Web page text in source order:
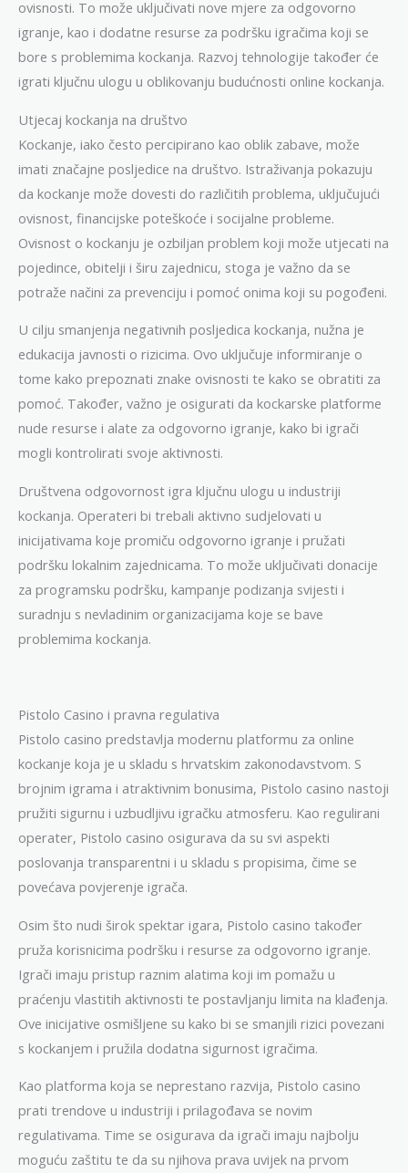
ovisnosti. To može uključivati nove mjere za odgovorno
igranje, kao i dodatne resurse za podršku igračima koji se
bore s problemima kockanja. Razvoj tehnologije također će
igrati ključnu ulogu u oblikovanju budućnosti online kockanja.
Utjecaj kockanja na društvo
Kockanje, iako često percipirano kao oblik zabave, može
imati značajne posljedice na društvo. Istraživanja pokazuju
da kockanje može dovesti do različitih problema, uključujući
ovisnost, financijske poteškoće i socijalne probleme.
Ovisnost o kockanju je ozbiljan problem koji može utjecati na
pojedince, obitelji i širu zajednicu, stoga je važno da se
potraže načini za prevenciju i pomoć onima koji su pogođeni.
U cilju smanjenja negativnih posljedica kockanja, nužna je
edukacija javnosti o rizicima. Ovo uključuje informiranje o
tome kako prepoznati znake ovisnosti te kako se obratiti za
pomoć. Također, važno je osigurati da kockarske platforme
nude resurse i alate za odgovorno igranje, kako bi igrači
mogli kontrolirati svoje aktivnosti.
Društvena odgovornost igra ključnu ulogu u industriji
kockanja. Operateri bi trebali aktivno sudjelovati u
inicijativama koje promiču odgovorno igranje i pružati
podršku lokalnim zajednicama. To može uključivati donacije
za programsku podršku, kampanje podizanja svijesti i
suradnju s nevladinim organizacijama koje se bave
problemima kockanja.
Pistolo Casino i pravna regulativa
Pistolo casino predstavlja modernu platformu za online
kockanje koja je u skladu s hrvatskim zakonodavstvom. S
brojnim igrama i atraktivnim bonusima, Pistolo casino nastoji
pružiti sigurnu i uzbudljivu igračku atmosferu. Kao regulirani
operater, Pistolo casino osigurava da su svi aspekti
poslovanja transparentni i u skladu s propisima, čime se
povećava povjerenje igrača.
Osim što nudi širok spektar igara, Pistolo casino također
pruža korisnicima podršku i resurse za odgovorno igranje.
Igrači imaju pristup raznim alatima koji im pomažu u
praćenju vlastitih aktivnosti te postavljanju limita na klađenja.
Ove inicijative osmišljene su kako bi se smanjili rizici povezani
s kockanjem i pružila dodatna sigurnost igračima.
Kao platforma koja se neprestano razvija, Pistolo casino
prati trendove u industriji i prilagođava se novim
regulativama. Time se osigurava da igrači imaju najbolju
moguću zaštitu te da su njihova prava uvijek na prvom